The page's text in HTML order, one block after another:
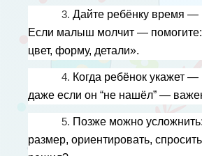
3. Дайте ребёнку время —
Если малыш молчит —
цвет, форму, детали».
4. Когда ребёнок укажет —
даже если он “не нашёл” —
5. Позже можно
размер, ориентировать,